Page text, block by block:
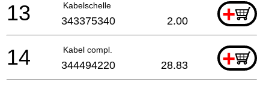
Kabelschelle +
13 343375340 2.00
Kabel compl. +
14 344494220 28.83